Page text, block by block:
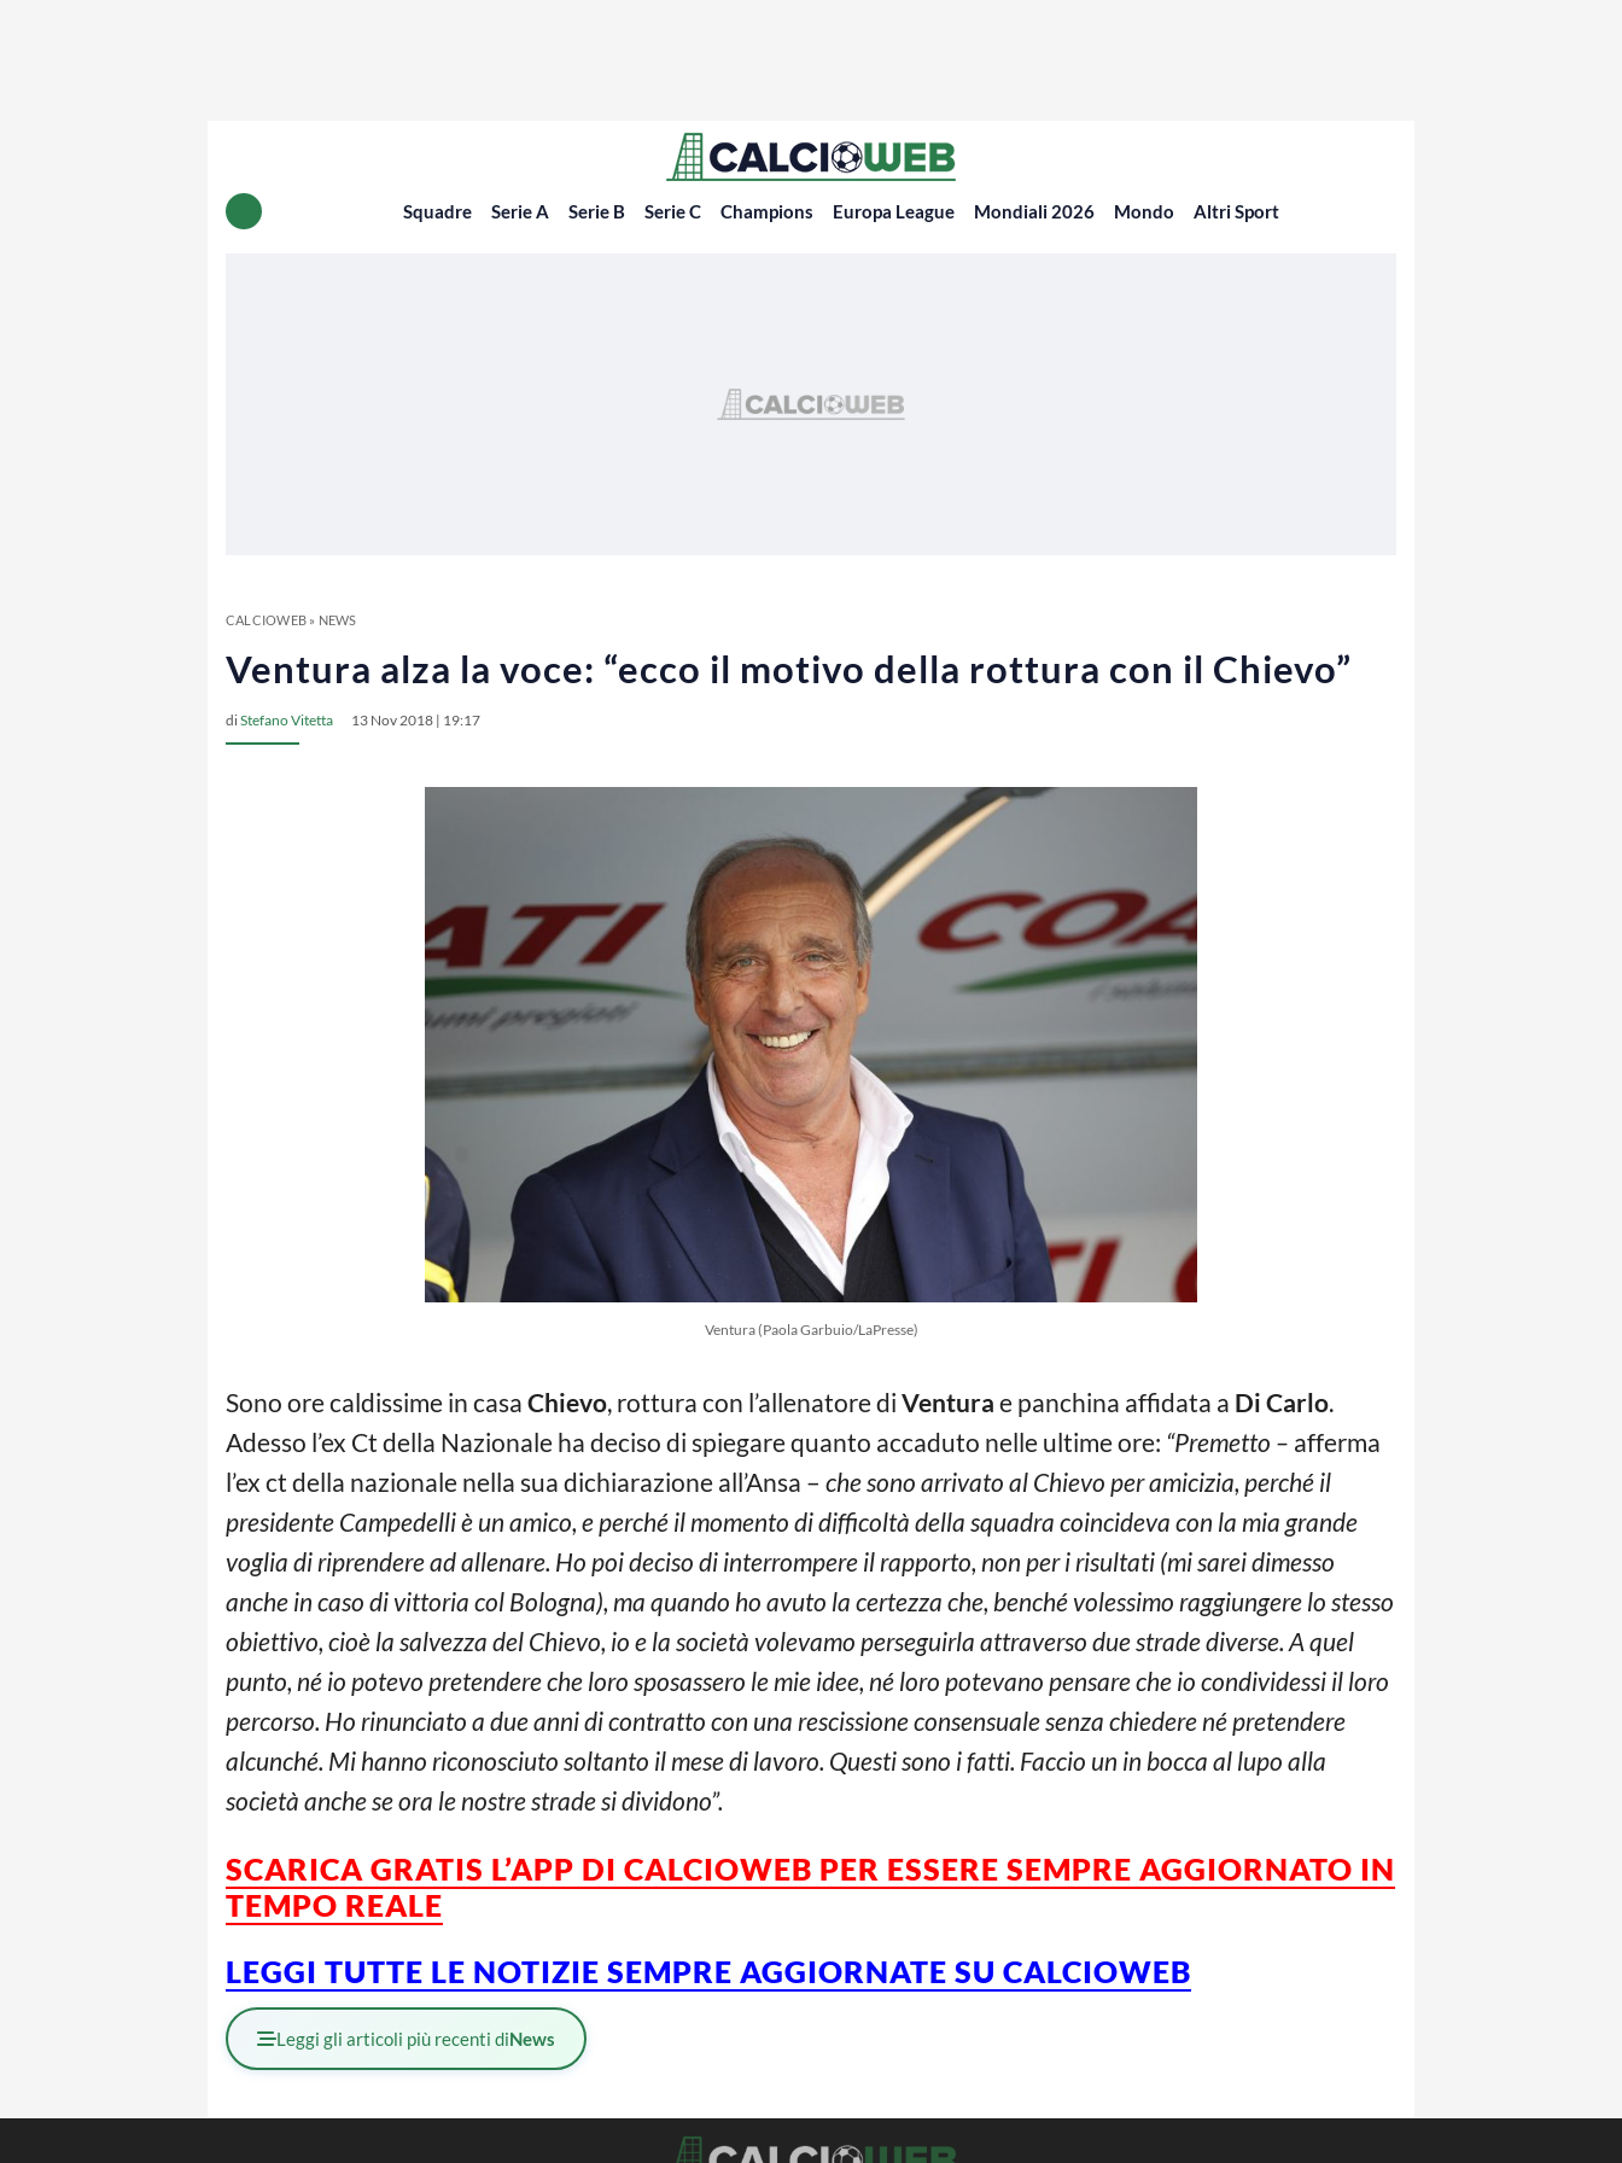
Squadre Serie A Serie B Serie C Champions Europa League Mondiali 2026 Mondo Altri Sport
CALCIOWEB» NEWS
Ventura alza la voce: “ecco il motivo della rottura con il Chievo”
diStefano Vitetta 13 Nov 2018 | 19:17
Ventura (Paola Garbuio/LaPresse)
Sono ore caldissime in casa Chievo, rottura con l’allenatore di Ventura e panchina affidata a Di Carlo.
Adesso l’ex Ct della Nazionale ha deciso di spiegare quanto accaduto nelle ultime ore: “Premetto – afferma
l’ex ct della nazionale nella sua dichiarazione all’Ansa – che sono arrivato al Chievo per amicizia, perché il
presidente Campedelli è un amico, e perché il momento di difficoltà della squadra coincideva con la mia grande
voglia di riprendere ad allenare. Ho poi deciso di interrompere il rapporto, non per i risultati (mi sarei dimesso
anche in caso di vittoria col Bologna), ma quando ho avuto la certezza che, benché volessimo raggiungere lo stesso
obiettivo, cioè la salvezza del Chievo, io e la società volevamo perseguirla attraverso due strade diverse. A quel
punto, né io potevo pretendere che loro sposassero le mie idee, né loro potevano pensare che io condividessi il loro
percorso. Ho rinunciato a due anni di contratto con una rescissione consensuale senza chiedere né pretendere
alcunché. Mi hanno riconosciuto soltanto il mese di lavoro. Questi sono i fatti. Faccio un in bocca al lupo alla
società anche se ora le nostre strade si dividono”.
SCARICA GRATIS L’APP DI CALCIOWEB PER ESSERE SEMPRE AGGIORNATO IN
TEMPO REALE
LEGGI TUTTE LE NOTIZIE SEMPRE AGGIORNATE SU CALCIOWEB
Leggi gli articoli più recenti diNews